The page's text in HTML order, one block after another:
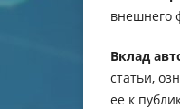
внешнего
Вклад
статьи,
ее к